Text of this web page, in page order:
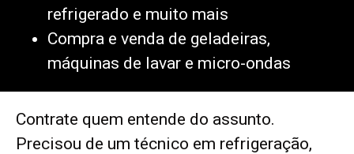
refrigerado e muito mais
Compra e venda de geladeiras,
máquinas de lavar e micro-ondas
Contrate quem entende do assunto.
Precisou de um técnico em refrigeração,